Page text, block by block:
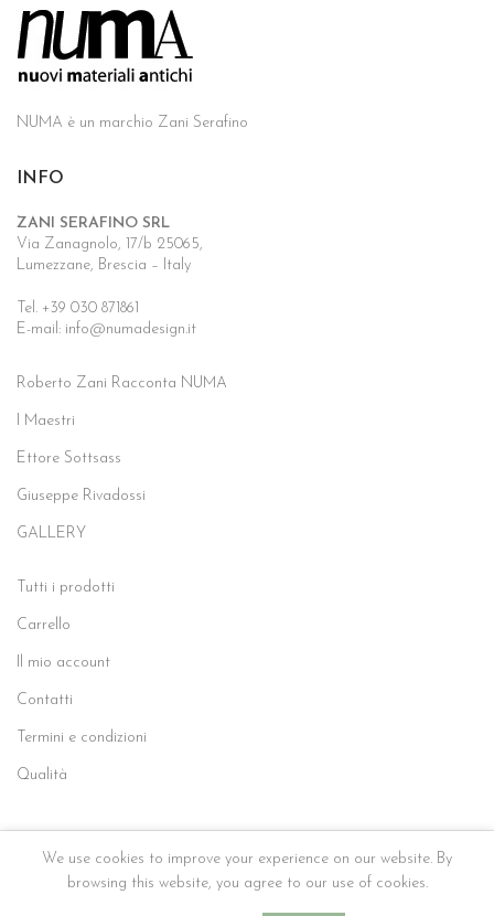
NUMA è un marchio Zani Serafino
INFO
ZANI SERAFINO SRL
Via Zanagnolo, 17/b 25065,
Lumezzane, Brescia – Italy
Tel. +39 030 871861
E-mail: info@numadesign.it
Roberto Zani Racconta NUMA
I Maestri
Ettore Sottsass
Giuseppe Rivadossi
GALLERY
Tutti i prodotti
Carrello
Il mio account
Contatti
Termini e condizioni
Qualità
2020 ZANI SERAFINO S.R.L. - P.IVA 00600770986 - C.F. 01081200170 - Via
Zanagnolo, 17/B 25066, Lumezzane (BS)
We use cookies to improve your experience on our website. By
browsing this website, you agree to our use of cookies.